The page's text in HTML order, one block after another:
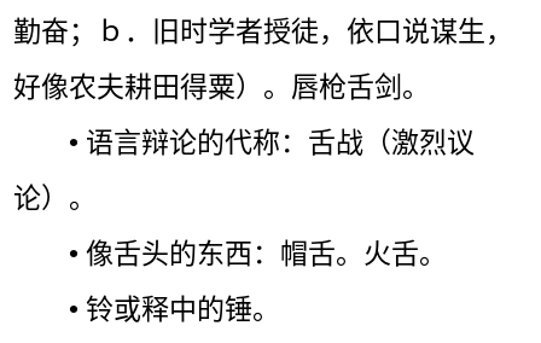
勤奋；ｂ．旧时学者授徒，依口说谋生，
好像农夫耕田得粟）。唇枪舌剑。
• 语言辩论的代称：舌战（激烈议
论）。
• 像舌头的东西：帽舌。火舌。
• 铃或释中的锤。